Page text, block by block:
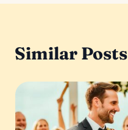
Similar Posts